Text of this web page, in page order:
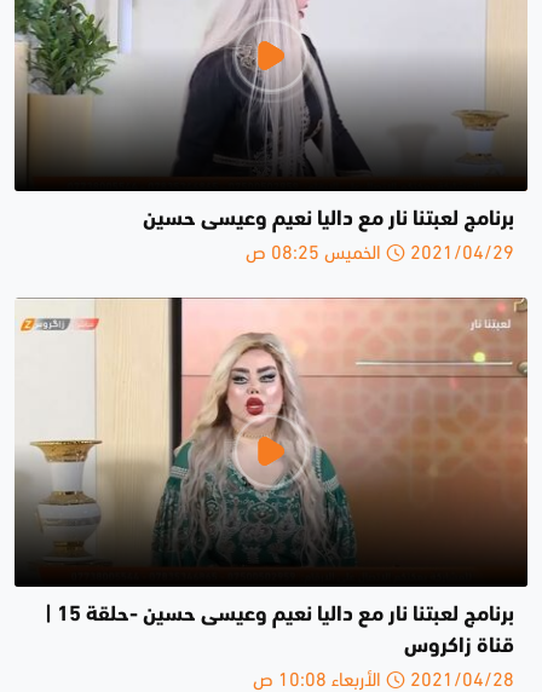
برنامج لعبتنا نار مع داليا نعيم وعيسى حسين
2021/04/29 الخميس 08:25 ص
قناة زاكروس
2021/04/28 الأربعاء 10:08 ص